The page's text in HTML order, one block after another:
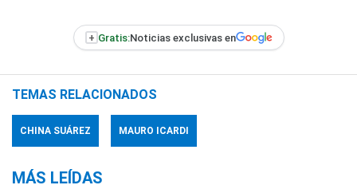
+ Gratis:Noticias exclusivas en
TEMAS RELACIONADOS
CHINA SUÁREZ MAURO ICARDI
MÁS LEÍDAS